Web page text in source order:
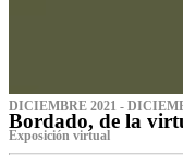
DICIEMBRE 2021 -
Bordado, de la
Exposición virtual‌